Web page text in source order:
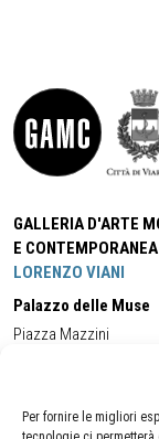
Per fornire le migliori
GALLERIA D'ARTE
E CONTEMPORANEA
LORENZO VIANI
Palazzo delle Muse
Piazza Mazzini
Tel:
+39 0584 944580
Email: